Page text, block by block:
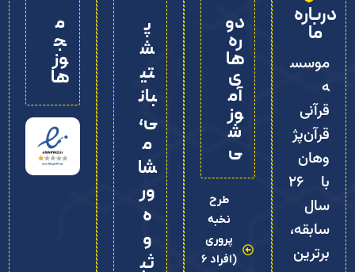
درباره
ما
موسس
ه
قرآنی
قرآن‌پژ
وهان
با ۲۶
سال
سابقه،
برترین
دو
ره‌
ها
ی
آم
وز
ش
ی
طرح
نخبه
پروری
(افراد 6
پ
ش
تی
بان
ی،
م
شا
ور
ه
و
ثب
م
ج
وز
ها